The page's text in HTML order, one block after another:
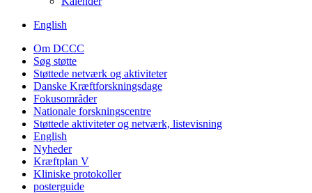
English
Om DCCC
Søg støtte
Støttede netværk og aktiviteter
Danske Kræftforskningsdage
Fokusområder
Nationale forskningscentre
Støttede aktiviteter og netværk, listevisning
English
Nyheder
Kræftplan V
Kliniske protokoller
posterguide